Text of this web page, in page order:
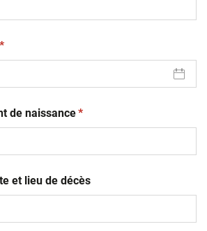
(obligatoire)
*
de naissance(obligatoire)
*
et lieu de décès